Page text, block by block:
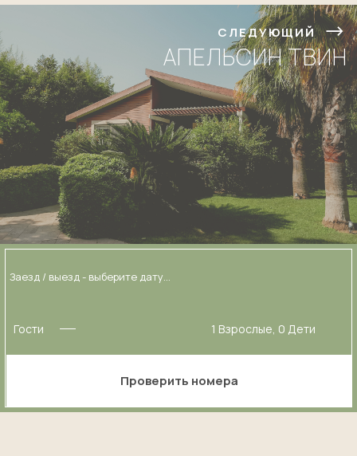
СЛЕДУЮЩИЙ
АПЕЛЬСИН ТВИН
Гости 1 Взрослые, 0 Дети
Проверить номера